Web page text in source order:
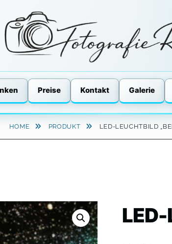
Preise Kontakt Galerie
HOME PRODUKT LED-LEUCHTBILD